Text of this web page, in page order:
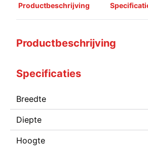
Productbeschrijving
Productbeschrijving
Specificaties
Breedte
Diepte
Hoogte